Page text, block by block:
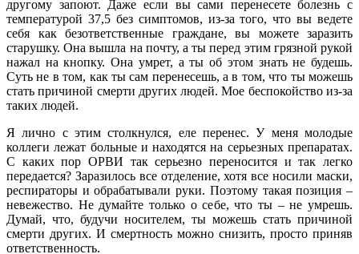
другому запоют. Даже если вы сами перенесете болезнь с
температурой 37,5 без симптомов, из-за того, что вы ведете
себя как безответственные граждане, вы можете заразить
старушку. Она вышла на почту, а ты перед этим грязной рукой
нажал на кнопку. Она умрет, а ты об этом знать не будешь.
Суть не в том, как ты сам перенесешь, а в том, что ты можешь
стать причиной смерти других людей. Мое беспокойство из-за
таких людей.
Я лично с этим столкнулся, еле перенес. У меня молодые
коллеги лежат больные и находятся на серьезных препаратах.
С каких пор ОРВИ так серьезно переносится и так легко
передается? Заразилось все отделение, хотя все носили маски,
респираторы и обрабатывали руки. Поэтому такая позиция –
невежество. Не думайте только о себе, что ты – не умрешь.
Думай, что, будучи носителем, ты можешь стать причиной
смерти других. И смертность можно снизить, просто приняв
ответственность.